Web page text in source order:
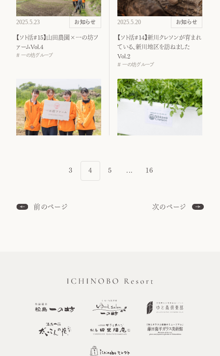
2025.5.23 お知らせ
【ソト活#15】山田農園×一の坊フ
ァームVol.4
一の坊グループ
2025.5.20 お知らせ
【ソト活#14】新川クレソンが育まれ
ている、新川地区を訪ねました
Vol.2
一の坊グループ
前のページ
3 4 5 ... 16
次のページ